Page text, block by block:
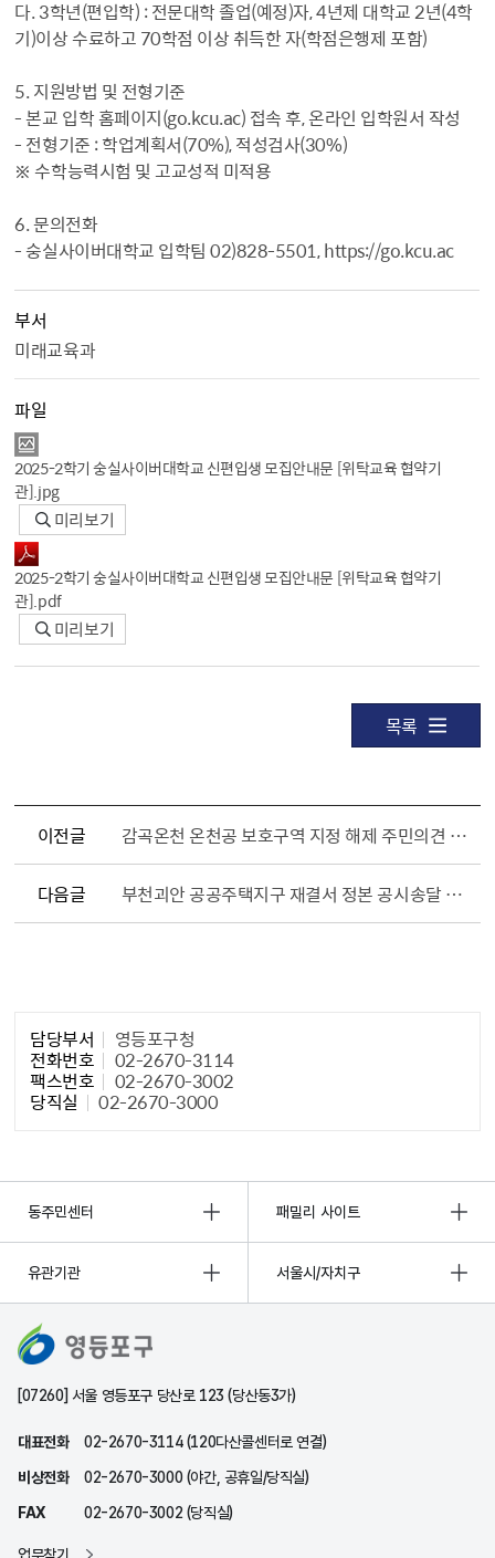
다. 3학년(편입학) : 전문대학 졸업(예정)자, 4년제 대학교 2년(4학
기)이상 수료하고 70학점 이상 취득한 자(학점은행제 포함)
5. 지원방법 및 전형기준
- 본교 입학 홈페이지(go.kcu.ac) 접속 후, 온라인 입학원서 작성
- 전형기준 : 학업계획서(70%), 적성검사(30%)
※ 수학능력시험 및 고교성적 미적용
6. 문의전화
- 숭실사이버대학교 입학팀 02)828-5501, https://go.kcu.ac
부서
미래교육과
파일
2025-2학기 숭실사이버대학교 신편입생 모집안내문 [위탁교육 협약기
관].jpg
미리보기
2025-2학기 숭실사이버대학교 신편입생 모집안내문 [위탁교육 협약기
관].pdf
미리보기
목록
이전글 감곡온천 온천공 보호구역 지정 해제 주민의견 청취 공문 반송에 따른 공시송달 공고
다음글 부천괴안 공공주택지구 재결서 정본 공시송달 공고 게시(부천시 공고 제2025-1481호)
담당부서 영등포구청
전화번호 02-2670-3114
팩스번호 02-2670-3002
당직실 02-2670-3000
동주민센터 패밀리 사이트
유관기관 서울시/자치구
[07260] 서울 영등포구 당산로 123 (당산동3가)
대표전화
02-2670-3114 (120다산콜센터로 연결)
비상전화
02-2670-3000 (야간, 공휴일/당직실)
FAX
02-2670-3002 (당직실)